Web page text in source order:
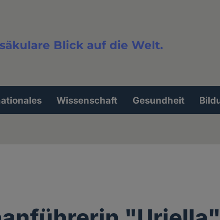
Blick auf die Welt.
Wissenschaft Gesundheit